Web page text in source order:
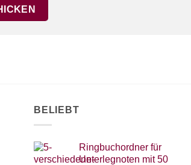
BELIEBT
Ringbuchordner für
Unterlegnoten mit 50